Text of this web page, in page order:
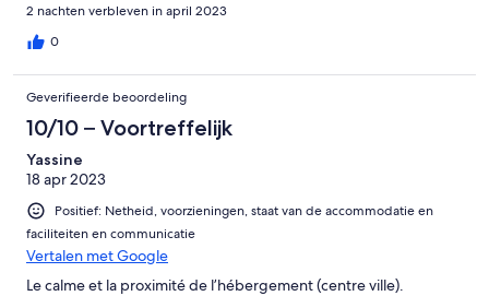
2 nachten verbleven in april 2023
0
Geverifieerde beoordeling
10/10 – Voortreffelijk
Yassine
18 apr 2023
Positief: Netheid, voorzieningen, staat van de accommodatie en
faciliteiten en communicatie
Vertalen met Google
Le calme et la proximité de l’hébergement (centre ville).